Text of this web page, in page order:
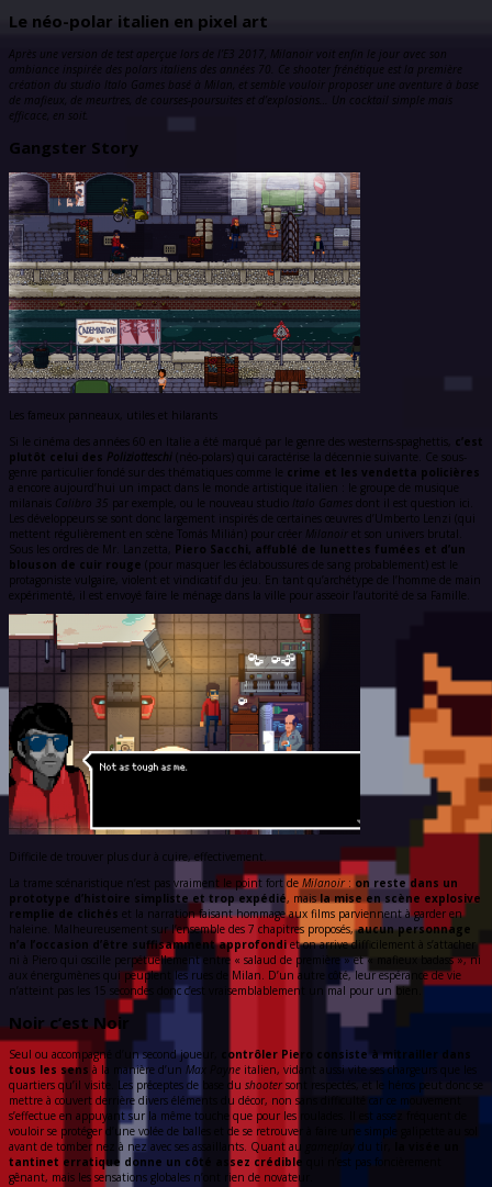
Le néo-polar italien en pixel art
Après une version de test aperçue lors de l’E3 2017, Milanoir voit enfin le jour avec son
ambiance inspirée des polars italiens des années 70. Ce shooter frénétique est la première
création du studio Italo Games basé à Milan, et semble vouloir proposer une aventure à base
de mafieux, de meurtres, de courses-poursuites et d’explosions… Un cocktail simple mais
efficace, en soit.
Gangster Story
Les fameux panneaux, utiles et hilarants
Si le cinéma des années 60 en Italie a été marqué par le genre des westerns-spaghettis, c’est
plutôt celui des Poliziotteschi (néo-polars) qui caractérise la décennie suivante. Ce sous-
genre particulier fondé sur des thématiques comme le crime et les vendetta policières
a encore aujourd’hui un impact dans le monde artistique italien : le groupe de musique
milanais Calibro 35 par exemple, ou le nouveau studio Italo Games dont il est question ici.
Les développeurs se sont donc largement inspirés de certaines œuvres d’Umberto Lenzi (qui
mettent régulièrement en scène Tomás Milián) pour créer Milanoir et son univers brutal.
Sous les ordres de Mr. Lanzetta, Piero Sacchi, affublé de lunettes fumées et d’un
blouson de cuir rouge (pour masquer les éclaboussures de sang probablement) est le
protagoniste vulgaire, violent et vindicatif du jeu. En tant qu’archétype de l’homme de main
expérimenté, il est envoyé faire le ménage dans la ville pour asseoir l’autorité de sa Famille.
Difficile de trouver plus dur à cuire, effectivement.
La trame scénaristique n’est pas vraiment le point fort de Milanoir: on reste dans un
prototype d’histoire simpliste et trop expédié, mais la mise en scène explosive
remplie de clichés et la narration faisant hommage aux films parviennent à garder en
haleine. Malheureusement sur l’ensemble des 7 chapitres proposés,aucun personnage
n’a l’occasion d’être suffisamment approfondi et on arrive difficilement à s’attacher
ni à Piero qui oscille perpétuellement entre « salaud de première » et « mafieux badass », ni
aux énergumènes qui peuplent les rues de Milan. D’un autre côté, leur espérance de vie
n’atteint pas les 15 secondes donc c’est vraisemblablement un mal pour un bien.
Noir c’est Noir
Seul ou accompagné d’un second joueur,
contrôler Piero consiste à mitrailler dans
tous les sens à la manière d’un Max Payne italien, vidant aussi vite ses chargeurs que les
quartiers qu’il visite. Les préceptes de base du shooter sont respectés, et le héros peut donc se
mettre à couvert derrière divers éléments du décor, non sans difficulté car ce mouvement
s’effectue en appuyant sur la même touche que pour les roulades. Il est assez fréquent de
vouloir se protéger d’une volée de balles et de se retrouver à faire une simple galipette au sol
avant de tomber nez à nez avec ses assaillants. Quant au
du tir,
tantinet erratique donne un côté assez crédible
qui n’est pas foncièrement
gênant, mais les sensations globales n’ont rien de novateur.